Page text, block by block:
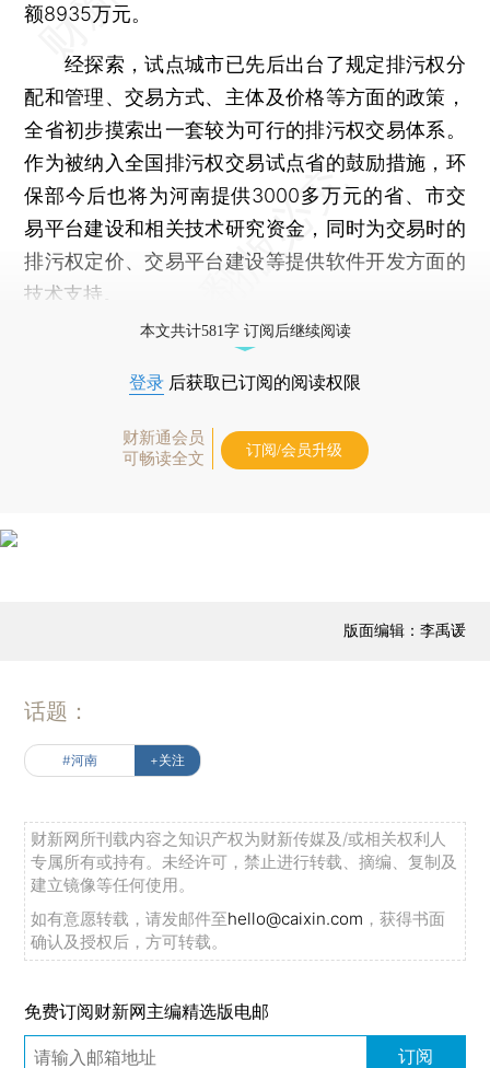
额8935万元。
经探索，试点城市已先后出台了规定排污权分
配和管理、交易方式、主体及价格等方面的政策，
全省初步摸索出一套较为可行的排污权交易体系。
作为被纳入全国排污权交易试点省的鼓励措施，环
保部今后也将为河南提供3000多万元的省、市交
易平台建设和相关技术研究资金，同时为交易时的
排污权定价、交易平台建设等提供软件开发方面的
技术支持。
本文共计581字 订阅后继续阅读
登录 后获取已订阅的阅读权限
财新通会员
可畅读全文
订阅/会员升级
版面编辑：李禹谖
话题：
#河南 +关注
财新网所刊载内容之知识产权为财新传媒及/或相关权利人
专属所有或持有。未经许可，禁止进行转载、摘编、复制及
建立镜像等任何使用。
如有意愿转载，请发邮件至hello@caixin.com ，获得书面
确认及授权后，方可转载。
免费订阅财新网主编精选版电邮
订阅